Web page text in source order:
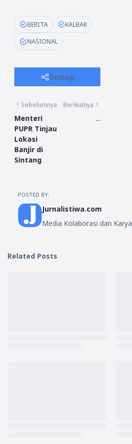
BERITA KALBAR
NASIONAL
Berbagi
Sebelumnya
Menteri
PUPR Tinjau
Lokasi
Banjir di
Sintang
Berikutnya
...
POSTED BY:
Jurnalistiwa.com
Media Kolaborasi dan Karya
Related Posts